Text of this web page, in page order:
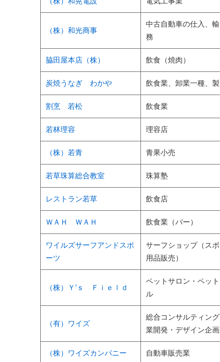
（株）和光商事
中古自動車の仕入、
務
脇田屋本店（株） 飲食（焼肉）
炭焼うなぎ わかや 飲食業、卸業一種、
割烹 若松 飲食業
若林理容 理容店
（株）若青 青果小売
若草珠算総合教室 珠算塾
レストラン若草 飲食店
ＷＡＨ ＷＡＨ 飲食業（バー）
ワイルズサーフアンドスポ
ーツ
サーフショップ（ス
用品販売）
（株）Ｙ’ｓ Ｆｉｅｌｄ
ペットサロン・ペッ
ル
（有）ワイズ
総合コンサルティン
業開発・デザイン企
（株）ワイズカンパニー 自動車販売業